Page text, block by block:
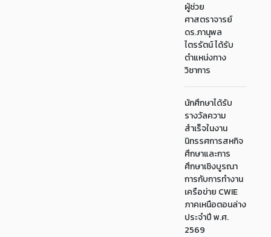
ผู้ช่วย
ศาสตราจารย์
ดร.ภานุพล
ไตรรัตน์ ได้รับ
ตำแหน่งทาง
วิชาการ
นักศึกษาได้รับ
รางวัลความ
สำเร็จในงาน
นิทรรศการสหกิจ
ศึกษาและการ
ศึกษาเชิงบูรณา
การกับการทำงาน
เครือข่าย CWIE
ภาคเหนือตอนล่าง
ประจำปี พ.ศ.
2569